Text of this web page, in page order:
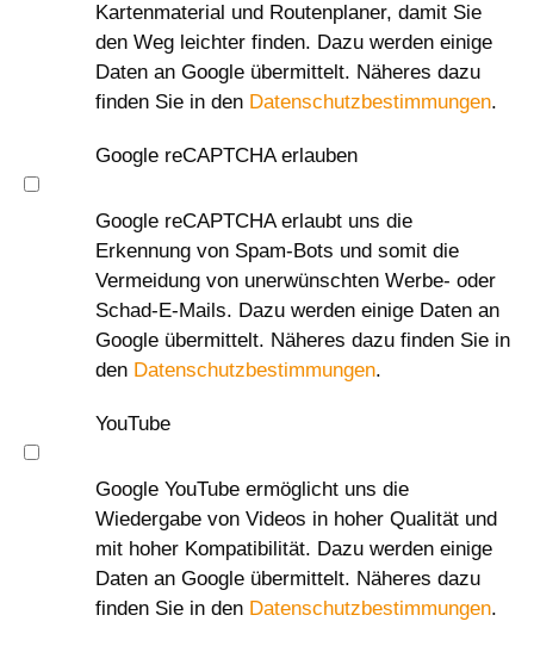
Kartenmaterial und Routenplaner, damit Sie
den Weg leichter finden. Dazu werden einige
Daten an Google übermittelt. Näheres dazu
finden Sie in den Datenschutzbestimmungen.
Google reCAPTCHA erlauben
Google reCAPTCHA erlaubt uns die
Erkennung von Spam-Bots und somit die
Vermeidung von unerwünschten Werbe- oder
Schad-E-Mails. Dazu werden einige Daten an
Google übermittelt. Näheres dazu finden Sie in
den Datenschutzbestimmungen.
YouTube
Google YouTube ermöglicht uns die
Wiedergabe von Videos in hoher Qualität und
mit hoher Kompatibilität. Dazu werden einige
Daten an Google übermittelt. Näheres dazu
finden Sie in den Datenschutzbestimmungen.